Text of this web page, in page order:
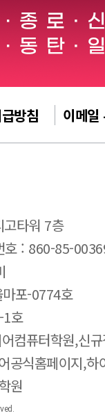
방침 이메일
타워 7층
호 : 860-85-
포-0774호
호
컴퓨터학원,신
공식홈페이지,
원